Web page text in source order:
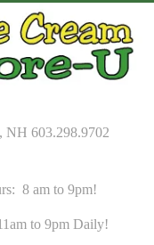
NH 603.298.9702
8 am to 9pm!
to 9pm Daily!